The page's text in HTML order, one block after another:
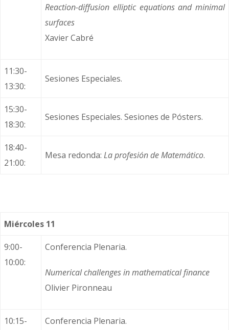
Reaction-diffusion elliptic equations and minimal
surfaces
Xavier Cabré
11:30-
13:30:
Sesiones Especiales.
15:30-
18:30:
Sesiones Especiales. Sesiones de Pósters.
18:40-
21:00:
Mesa redonda: La profesión de Matemático.
Miércoles 11
9:00-
10:00:
Conferencia Plenaria.
Numerical challenges in mathematical finance
Olivier Pironneau
10:15-
Conferencia Plenaria.